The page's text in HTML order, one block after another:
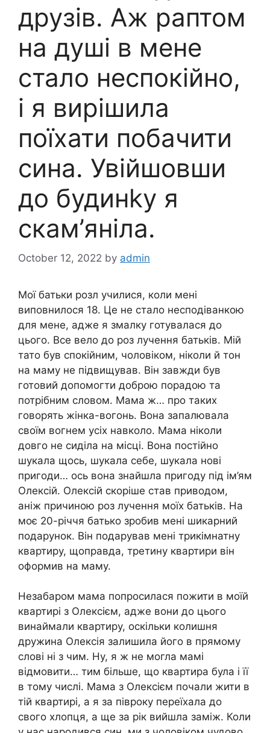
друзів. Аж раптом
на душі в мене
стало неспокійно,
і я вирішила
поїхати побачити
сина. Увійшовши
до будинkу я
скам’яніла.
October 12, 2022 by admin
Мої батьки розл училися, коли мені
виповнилося 18. Це не стало несподіванкою
для мене, адже я змалку готувалася до
цього. Все вело до роз лучення батьків. Мій
тато був спокійним, чоловіком, ніколи й тон
на маму не підвищував. Він завжди був
готовий допомогти доброю порадою та
потрібним словом. Мама ж… про таких
говорять жінка-вогонь. Вона запалювала
своїм вогнем усіх навколо. Мама ніколи
довго не сиділа на місці. Вона постійно
шукала щось, шукала себе, шукала нові
пригоди… ось вона знайшла пригоду під ім’ям
Олексій. Олексій скоріше став приводом,
аніж причиною роз лучення моїх батьків. На
моє 20-річчя батько зробив мені шикарний
подарунок. Він подарував мені трикімнатну
квартиру, щоправда, третину квартири він
оформив на маму.
Незабаром мама попросилася пожити в моїй
квартирі з Олексієм, адже вони до цього
винаймали квартиру, оскільки колишня
дружина Олексія залишила його в прямому
слові ні з чим. Ну, я ж не могла мамі
відмовити… тим більше, що квартира була і її
в тому числі. Мама з Олексієм почали жити в
тій квартирі, а я за півроку переїхала до
свого хлопця, а ще за рік вийшла заміж. Коли